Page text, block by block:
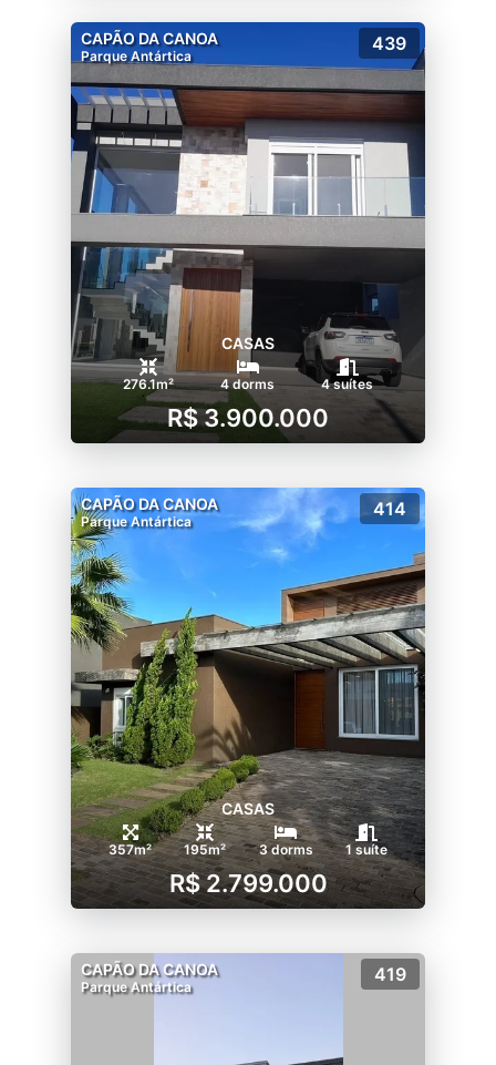
CAPÃO DA CANOA
Parque Antártica
439
CASAS
276.1m² 4 dorms 4 suítes
R$ 3.900.000
CAPÃO DA CANOA
Parque Antártica
414
CASAS
357m² 195m² 3 dorms 1 suíte
R$ 2.799.000
CAPÃO DA CANOA
Parque Antártica
419